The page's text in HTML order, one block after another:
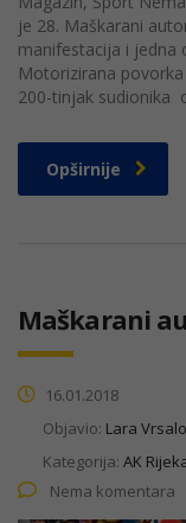
je 28. Maškarani
manifestacija i jedna
Motorizirana
200-tinjak sudionika
Opširnije
Maškarani
16.01.2018
Objavio: Lara
Kategorija: AK
Nema komentara